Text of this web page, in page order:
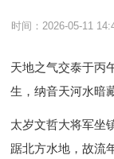
时间：2026-05-11
天地之气交泰于丙
生，纳音天河水暗
太岁文哲大将军坐
踞北方水地，故流